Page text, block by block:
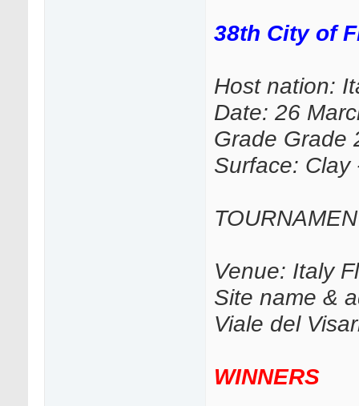
38th City of
Host nation:
Date: 26
Grade Grade
Surface: Clay
Venue: Italy
Site name &
Viale del
WINNERS